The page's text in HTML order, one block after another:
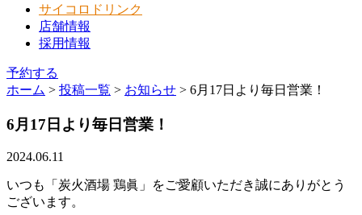
サイコロドリンク
店舗情報
採用情報
予約する
ホーム > 投稿一覧 > お知らせ > 6月17日より毎日営業！
6月17日より毎日営業！
2024.06.11
いつも「炭火酒場 鶏眞」をご愛顧いただき誠にありがとう
ございます。